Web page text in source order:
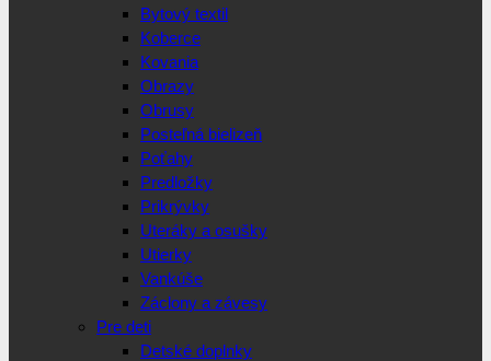
Bytový textil
Koberce
Kovania
Obrazy
Obrusy
Posteľná bielizeň
Poťahy
Predložky
Prikrývky
Uteráky a osušky
Utierky
Vankúše
Záclony a závesy
Pre deti
Detské doplnky